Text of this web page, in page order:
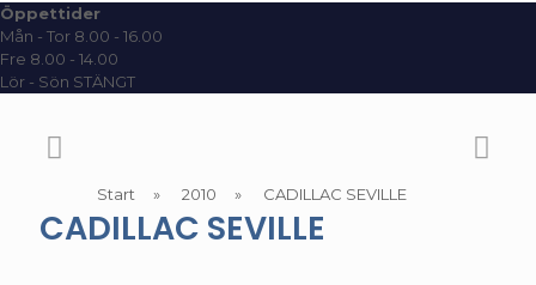
Öppettider
Mån - Tor 8.00 - 16.00
Fre 8.00 - 14.00
Lör - Sön STÄNGT
Start » 2010 » CADILLAC SEVILLE
CADILLAC SEVILLE